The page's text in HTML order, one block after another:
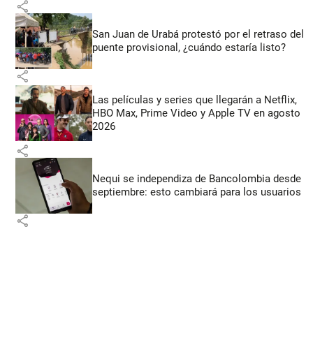
share
San Juan de Urabá protestó por el retraso del
puente provisional, ¿cuándo estaría listo?
share
Las películas y series que llegarán a Netflix,
HBO Max, Prime Video y Apple TV en agosto
2026
share
Nequi se independiza de Bancolombia desde
septiembre: esto cambiará para los usuarios
share